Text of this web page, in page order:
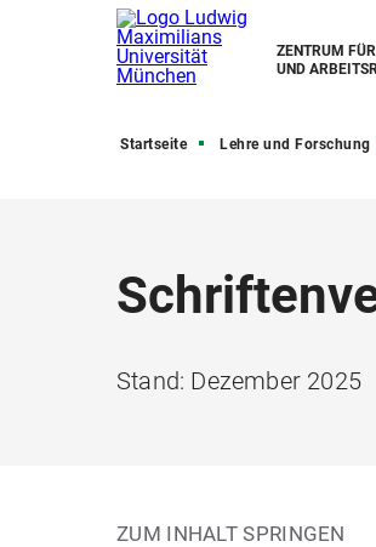
ZENTRUM
UND
Startseite Lehre und Forschung
Stand: Dezember 2025
ZUM INHALT SPRINGEN